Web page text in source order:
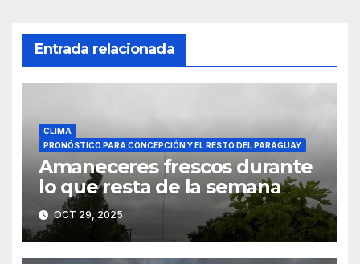
Entrada relacionada
CLIMA
PRONÓSTICO PARA CONCEPCIÓN Y EL RESTO DEL PARAGUAY
Amaneceres frescos durante
lo que resta de la semana
OCT 29, 2025